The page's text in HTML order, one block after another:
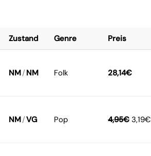
Zustand Genre Preis
NM/ NM Folk 28,14€
NM/VG Pop 4,95€ 3,19€